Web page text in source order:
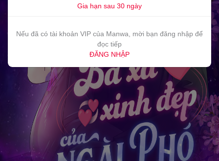
Gia hạn sau 30 ngày
Nếu đã có tài khoản VIP của Manwa, mời bạn đăng nhập để
đọc tiếp
ĐĂNG NHẬP